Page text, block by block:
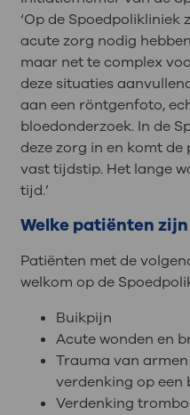
‘Op de
acute zorg nodig
maar net te complex
deze situaties
aan een röntgenfoto,
bloedonderzoek. In de
deze zorg in en komt
vast tijdstip. Het lange
tijd.’
Welke patiënten
Patiënten met de
welkom op de
Buikpijn
Acute wonden en
Trauma van
verdenking op een
Verdenking